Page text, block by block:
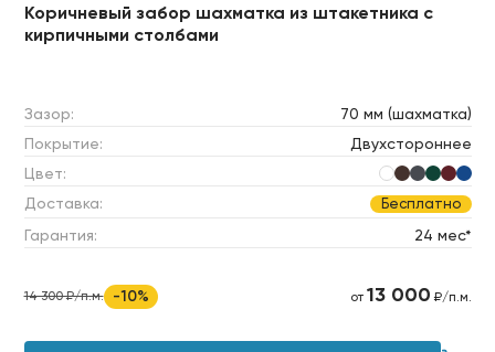
Коричневый забор шахматка из штакетника с
кирпичными столбами
Зазор:
70 мм (шахматка)
Покрытие:
Двухстороннее
Цвет:
Доставка:
Бесплатно
Гарантия: 24 мес*
14 300 ₽/п.м. -10% от 13 000 ₽/п.м.